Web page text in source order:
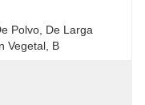
Polvo, De Larga
Vegetal, B